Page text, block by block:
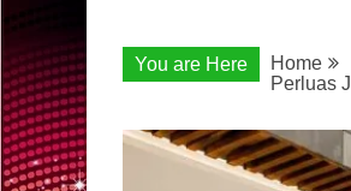
You are Here Home
Perluas